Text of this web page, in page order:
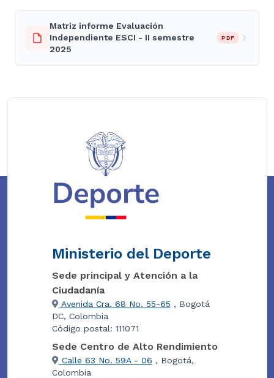
Matriz informe Evaluación
Independiente ESCI - II semestre
2025
PDF
Ministerio del Deporte
Sede principal y Atención a la
Ciudadanía
Avenida Cra. 68 No. 55-65 , Bogotá
DC, Colombia
Código postal: 111071
Sede Centro de Alto Rendimiento
Calle 63 No. 59A - 06 , Bogotá,
Colombia